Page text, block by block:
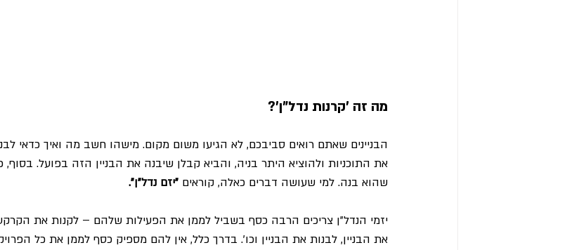
מה זה 'קרנות נדל"ן'?
הבניינים שאתם רואים סביבכם, לא הגיעו משום מקום. מישהו חשב מה ואיך כדאי
את התוכניות ולהוציא היתר בניה, והביא קבלן שיבנה את הבניין הזה בפועל.
שהוא בנה. למי שעושה דברים כאלה, קוראים "יזם נדל"ן".
יזמי הנדל"ן צריכים הרבה כסף בשביל לממן את הפעילות שלהם – לקנות את
את הבניין, לבנות את הבניין וכו'. בדרך כלל, אין להם מספיק כסף לממן את כל